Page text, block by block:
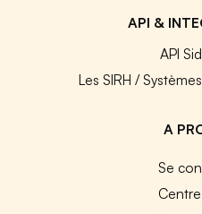
API &
API
Les SIRH /
A
Se